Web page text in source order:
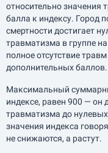
относительно значения
балла к индексу. Город
смертности достигает
травматизма в группе
полное отсутствие
дополнительных баллов.
Максимальный
индексе, равен 900 — он
травматизма до
значения индекса
не снижаются, а растут.